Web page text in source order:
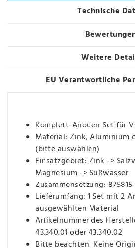
Technische
Weitere
EU Verantwortliche
Komplett-Anoden Set für
Material: Zink, Aluminium
(bitte auswählen)
Einsatzgebiet: Zink ->
Magnesium -> Süßwasser
Zusammensetzung: 875815
Lieferumfang: 1 Set mit 2
ausgewählten Material
Artikelnummer des
43.340.01 oder 43.340.02
Bitte beachten: Keine